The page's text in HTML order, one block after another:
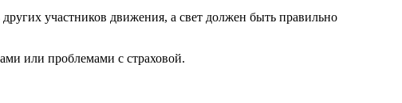
участников движения, а свет должен быть правильно
или проблемами с страховой.